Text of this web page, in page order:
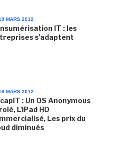
MARS 2012
IT : les
s'adaptent
MARS 2012
: Un OS Anonymous
L'iPad HD
Les prix du
diminués